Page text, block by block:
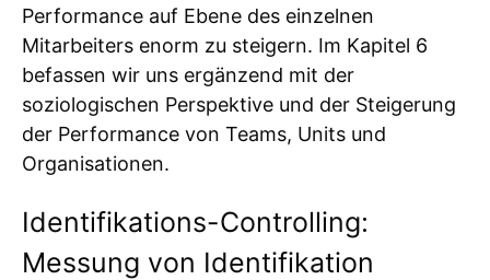
Performance auf Ebene des einzelnen
Mitarbeiters enorm zu steigern. Im Kapitel 6
befassen wir uns ergänzend mit der
soziologischen Perspektive und der Steigerung
der Performance von Teams, Units und
Organisationen.
Identifikations-Controlling:
Messung von Identifikation